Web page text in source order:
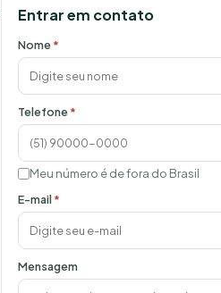
Entrar em contato
Nome *
Telefone *
Meu número é de fora do Brasil
E-mail *
Mensagem